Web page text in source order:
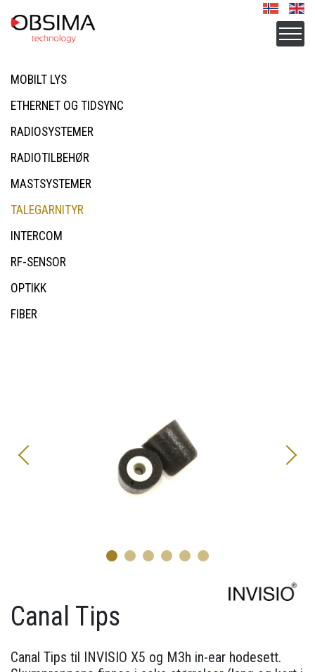
MOBILT LYS
ETHERNET OG TIDSYNC
RADIOSYSTEMER
RADIOTILBEHØR
MASTSYSTEMER
TALEGARNITYR
INTERCOM
RF-SENSOR
OPTIKK
FIBER
1 2
Canal Tips
Canal Tips til INVISIO X5 og M3h in-ear hodesett.